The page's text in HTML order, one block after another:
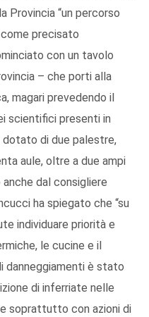
Provincia “un percorso
precisato
con un tavolo
– che porti alla
magari prevedendo il
scientifici presenti in
di due palestre,
aule, oltre a due ampi
dal consigliere
ha spiegato che “su
individuare priorità e
le cucine e il
danneggiamenti è stato
di inferriate nelle
soprattutto con azioni di